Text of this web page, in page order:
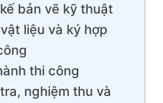
bản vẽ kỹ thuật
liệu và ký hợp
thi công
nghiệm thu và